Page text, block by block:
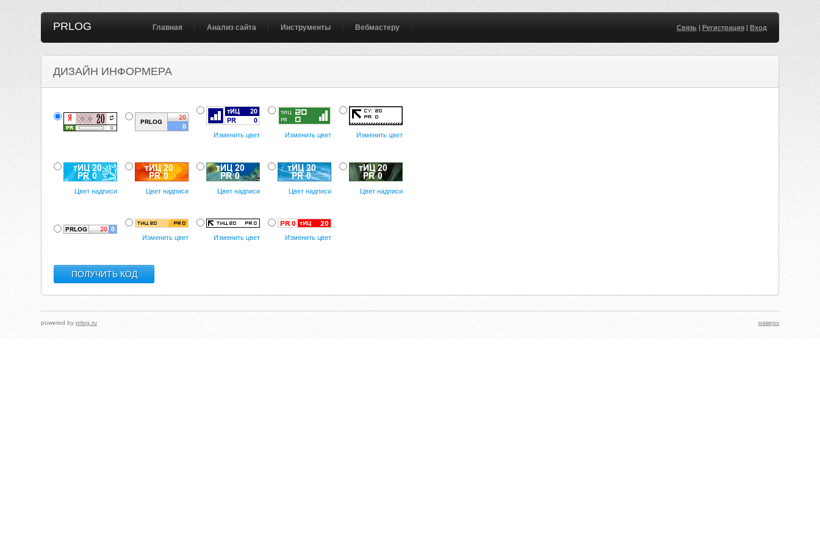
PRLOG Главная Анализ сайта Инструменты Вебмастеру Связь| Регистрация| Вход
ДИЗАЙН ИНФОРМЕРА
Изменить цвет Изменить цвет Изменить цвет
Цвет надписи Цвет надписи Цвет надписи Цвет надписи Цвет надписи
Изменить цвет Изменить цвет Изменить цвет
powered byprlog.ru наверх